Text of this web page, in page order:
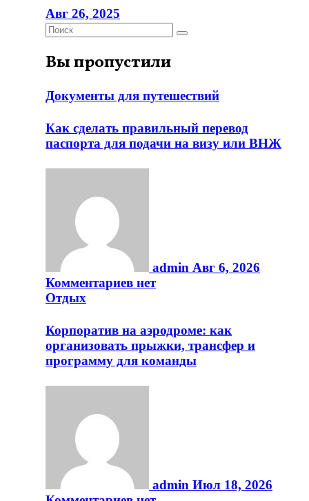
Авг 26, 2025
Вы пропустили
Документы для путешествий
Как сделать правильный перевод
паспорта для подачи на визу или ВНЖ
admin Авг 6, 2026
Комментариев нет
Отдых
Корпоратив на аэродроме: как
организовать прыжки, трансфер и
программу для команды
admin Июл 18, 2026